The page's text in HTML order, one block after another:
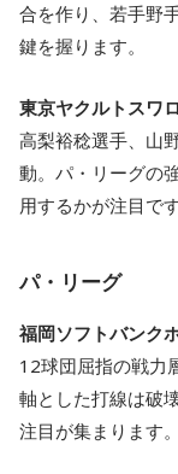
合を作り、若手野
鍵を握ります。
東京ヤクルトスワ
高梨裕稔選手、山
動。パ・リーグの
用するかが注目です
パ・リーグ
福岡ソフトバンク
12球団屈指の戦力
軸とした打線は破
注目が集まります。